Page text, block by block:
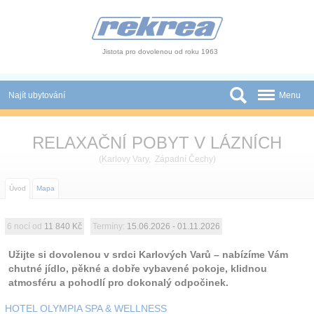
Jistota pro dovolenou od roku 1963
Najít ubytování
Autobusové zájezdy
Atrakce
Menu
RELAXAČNÍ POBYT V LÁZNÍCH
( Karlovy Vary, Západní Čechy)
Úvod Mapa
6 nocí od 11 840 Kč Termíny: 15.06.2026 - 01.11.2026
Užijte si dovolenou v srdci Karlových Varů – nabízíme Vám
chutné jídlo, pěkné a dobře vybavené pokoje, klidnou
atmosféru a pohodlí pro dokonalý odpočinek.
HOTEL OLYMPIA SPA & WELLNESS